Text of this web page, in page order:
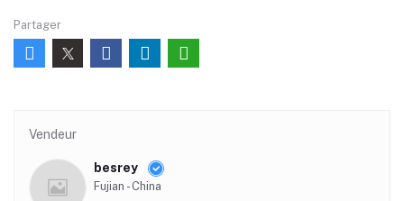
Partager
Vendeur
besrey
Fujian - China